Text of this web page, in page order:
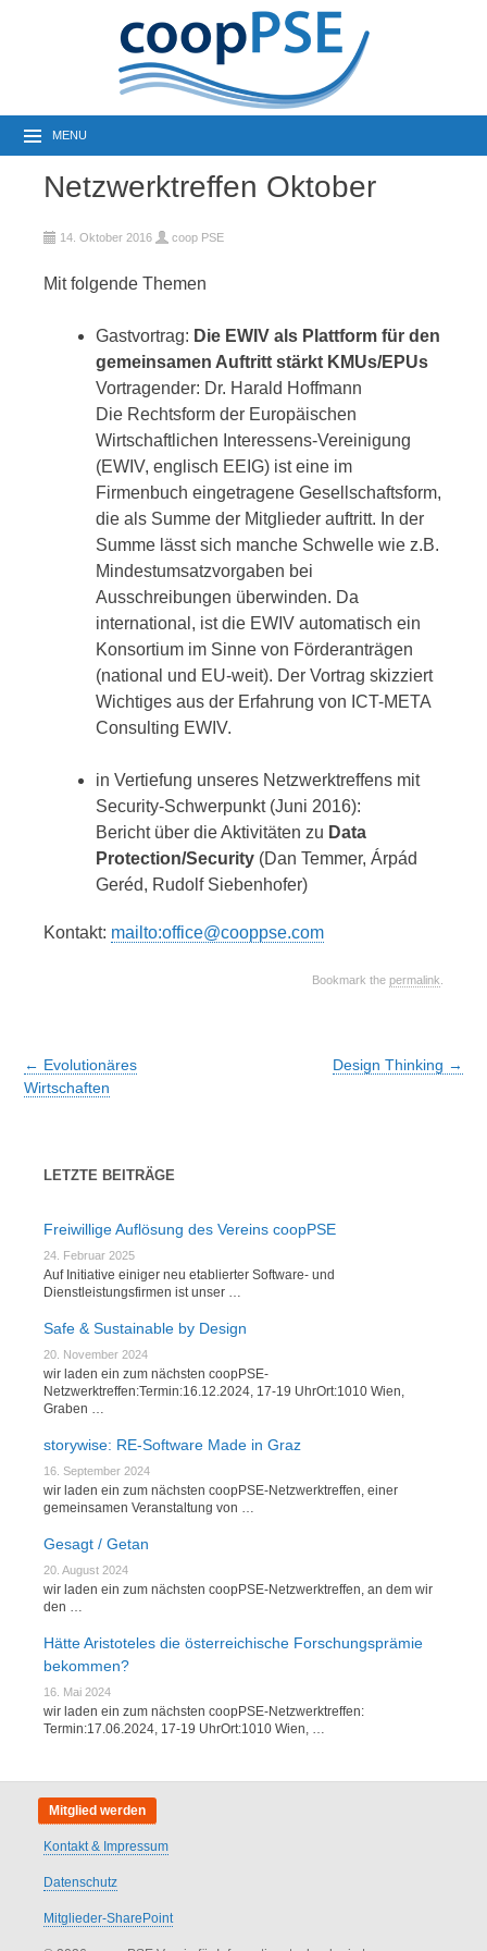
MENU
Netzwerktreffen Oktober
14. Oktober 2016 coop PSE
Mit folgende Themen
Gastvortrag: Die EWIV als Plattform für den
gemeinsamen Auftritt stärkt KMUs/EPUs
Vortragender: Dr. Harald Hoffmann
Die Rechtsform der Europäischen
Wirtschaftlichen Interessens-Vereinigung
(EWIV, englisch EEIG) ist eine im
Firmenbuch eingetragene Gesellschaftsform,
die als Summe der Mitglieder auftritt. In der
Summe lässt sich manche Schwelle wie z.B.
Mindestumsatzvorgaben bei
Ausschreibungen überwinden. Da
international, ist die EWIV automatisch ein
Konsortium im Sinne von Förderanträgen
(national und EU-weit). Der Vortrag skizziert
Wichtiges aus der Erfahrung von ICT-META
Consulting EWIV.
in Vertiefung unseres Netzwerktreffens mit
Security-Schwerpunkt (Juni 2016):
Bericht über die Aktivitäten zu Data
Protection/Security (Dan Temmer, Árpád
Geréd, Rudolf Siebenhofer)
Kontakt: mailto:office@cooppse.com
Bookmark the permalink
Post
navigation
← Evolutionäres
Wirtschaften
Design Thinking →
LETZTE BEITRÄGE
Freiwillige Auflösung des Vereins coopPSE
24. Februar 2025
Auf Initiative einiger neu etablierter Software- und
Dienstleistungsfirmen ist unser …
Safe & Sustainable by Design
20. November 2024
wir laden ein zum nächsten coopPSE-
Netzwerktreffen:Termin:16.12.2024, 17-19 UhrOrt:1010 Wien,
Graben …
storywise: RE-Software Made in Graz
16. September 2024
wir laden ein zum nächsten coopPSE-Netzwerktreffen, einer
gemeinsamen Veranstaltung von …
Gesagt / Getan
20. August 2024
wir laden ein zum nächsten coopPSE-Netzwerktreffen, an dem wir
den …
Hätte Aristoteles die österreichische Forschungsprämie
bekommen?
16. Mai 2024
wir laden ein zum nächsten coopPSE-Netzwerktreffen:
Termin:17.06.2024, 17-19 UhrOrt:1010 Wien, …
Mitglied werden
Kontakt & Impressum
Datenschutz
Mitglieder-SharePoint